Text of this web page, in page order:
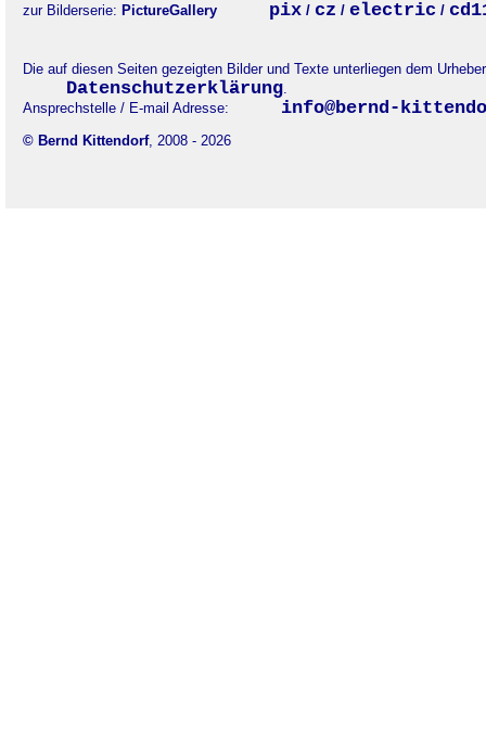
zur Bilderserie: PictureGallery pix / cz / electric /
Die auf diesen Seiten gezeigten Bilder und Texte unterliegen dem
Datenschutzerklärung.
Ansprechstelle / E-mail Adresse:
info@bernd-
© Bernd Kittendorf, 2008 - 2026